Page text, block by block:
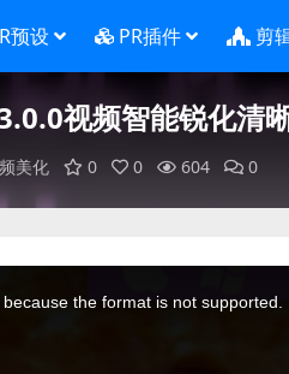
预设 PR插件 剪
视频智能锐化清
美化 0 0 604 0
the format is not supported.